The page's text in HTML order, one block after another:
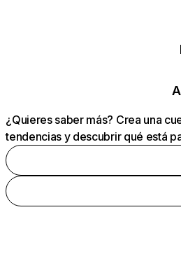
¿Quieres saber más? Crea una
tendencias y descubrir qué está